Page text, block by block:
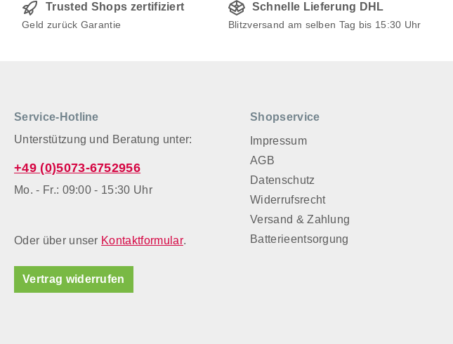
Trusted Shops zertifiziert
Geld zurück Garantie
Schnelle Lieferung DHL
Blitzversand am selben Tag bis 15:30 Uhr
Service-Hotline
Unterstützung und Beratung unter:
+49 (0)5073-6752956
Mo. - Fr.: 09:00 - 15:30 Uhr
Oder über unser Kontaktformular.
Vertrag widerrufen
Shopservice
Impressum
AGB
Datenschutz
Widerrufsrecht
Versand & Zahlung
Batterieentsorgung